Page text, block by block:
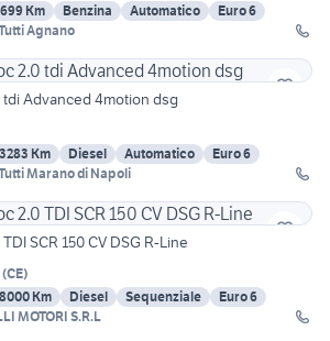
Km Benzina Automatico
Euro 6
Agnano
tdi Advanced 4motion dsg
Km Diesel Automatico
Euro 6
Marano di Napoli
SCR 150 CV DSG R-Line
(CE)
Km Diesel Sequenziale
Euro 6
MOTORI S.R.L